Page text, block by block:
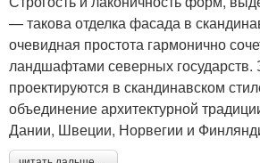
— такова отделка фасада в
очевидная простота гармонично
ландшафтами северных
проектируются в скандинавском
объединение архитектурной
Дании, Швеции, Норвегии и